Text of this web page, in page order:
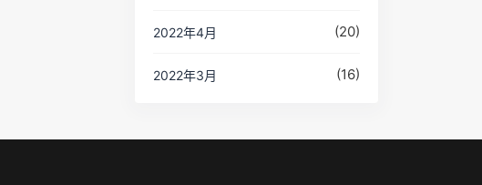
2022年4月 (20)
2022年3月 (16)